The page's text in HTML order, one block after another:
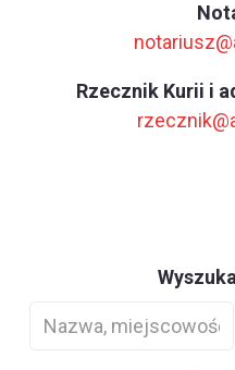
Rzecznik Kurii i